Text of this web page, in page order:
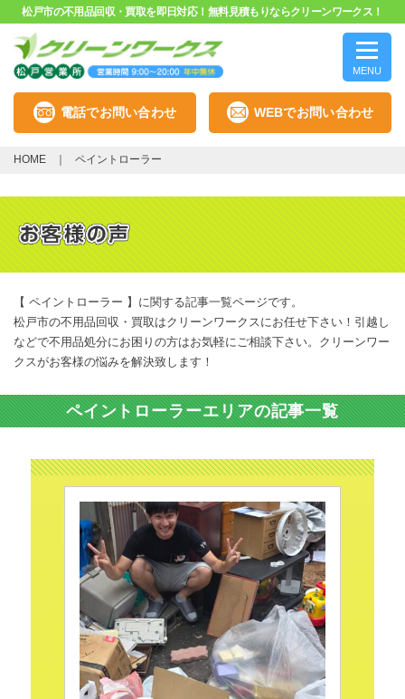
松戸市の不用品回収・買取を即日対応！無料見積もりならクリーンワークス！
MENU
電話でお問い合わせ WEBでお問い合わせ
HOME ペイントローラー
【 ペイントローラー 】に関する記事一覧ページです。
松戸市の不用品回収・買取はクリーンワークスにお任せ下さい！引越し
などで不用品処分にお困りの方はお気軽にご相談下さい。クリーンワー
クスがお客様の悩みを解決致します！
ペイントローラーエリアの記事一覧